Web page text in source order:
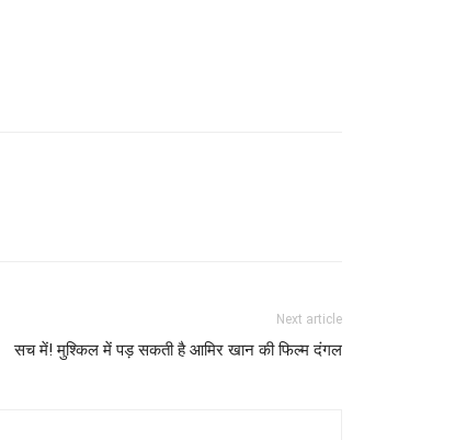
Next article
सच में! मुश्‍किल में पड़ सकती है आमिर खान की फिल्‍म दंगल